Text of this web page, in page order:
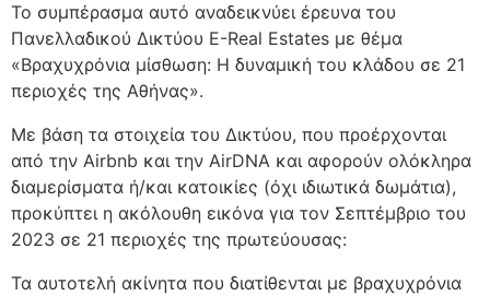
Το συμπέρασμα αυτό αναδεικνύει έρευνα του
Πανελλαδικού Δικτύου E-Real Estates με θέμα
«Βραχυχρόνια μίσθωση: Η δυναμική του κλάδου σε 21
περιοχές της Αθήνας».
Με βάση τα στοιχεία του Δικτύου, που προέρχονται
από την Airbnb και την AirDNA και αφορούν ολόκληρα
διαμερίσματα ή/και κατοικίες (όχι ιδιωτικά δωμάτια),
προκύπτει η ακόλουθη εικόνα για τον Σεπτέμβριο του
2023 σε 21 περιοχές της πρωτεύουσας:
Τα αυτοτελή ακίνητα που διατίθενται με βραχυχρόνια